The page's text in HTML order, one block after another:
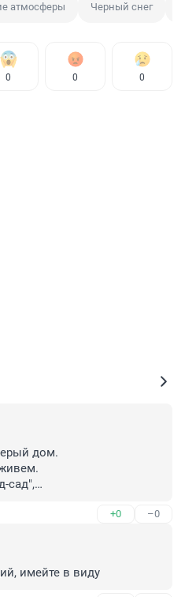
атмосферы Черный снег
0 0 0
дом.
сад",
дом.
+0 –0
имейте в виду